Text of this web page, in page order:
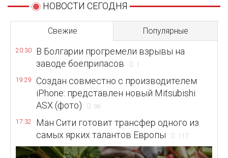
НОВОСТИ СЕГОДНЯ
Свежие Популярные
20:30
В Болгарии прогремели взрывы на
заводе боеприпасов
1
19:29
Создан совместно с производителем
iPhone: представлен новый Mitsubishi
ASX (фото)
96
17:32
Ман Сити готовит трансфер одного из
самых ярких талантов Европы
117